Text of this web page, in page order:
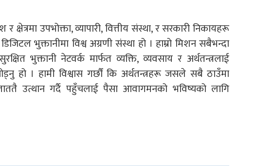
उपभोक्ता, व्यापारी, वित्तीय संस्था, र सरकारी निकायहरू
भुक्तानीमा विश्व अग्रणी संस्था हो । हाम्रो मिशन सबैभन्दा
भुक्तानी नेटवर्क मार्फत व्यक्ति, व्यवसाय र अर्थतन्त्रलाई
हो । हामी विश्वास गर्छौं कि अर्थतन्त्रहरू जसले सबै ठाउँमा
उत्थान गर्दै पहुँचलाई पैसा आवागमनको भविष्यको लागि